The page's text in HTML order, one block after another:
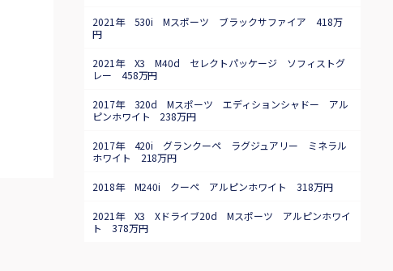
2021年 530i Mスポーツ ブラックサファイア 418万
円
2021年 X3 M40d セレクトパッケージ ソフィストグ
レー 458万円
2017年 320d Mスポーツ エディションシャドー アル
ピンホワイト 238万円
2017年 420i グランクーペ ラグジュアリー ミネラル
ホワイト 218万円
2018年 M240i クーペ アルピンホワイト 318万円
2021年 X3 Xドライブ20d Mスポーツ アルピンホワイ
ト 378万円